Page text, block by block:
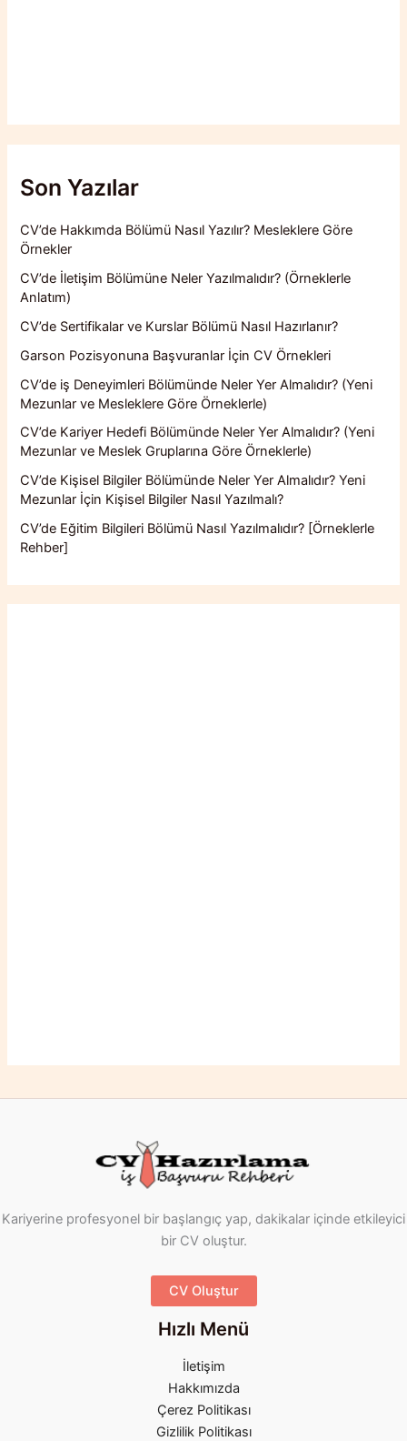
Son Yazılar
CV’de Hakkımda Bölümü Nasıl Yazılır? Mesleklere Göre
Örnekler
CV’de İletişim Bölümüne Neler Yazılmalıdır? (Örneklerle
Anlatım)
CV’de Sertifikalar ve Kurslar Bölümü Nasıl Hazırlanır?
Garson Pozisyonuna Başvuranlar İçin CV Örnekleri
CV’de iş Deneyimleri Bölümünde Neler Yer Almalıdır? (Yeni
Mezunlar ve Mesleklere Göre Örneklerle)
CV’de Kariyer Hedefi Bölümünde Neler Yer Almalıdır? (Yeni
Mezunlar ve Meslek Gruplarına Göre Örneklerle)
CV’de Kişisel Bilgiler Bölümünde Neler Yer Almalıdır? Yeni
Mezunlar İçin Kişisel Bilgiler Nasıl Yazılmalı?
CV’de Eğitim Bilgileri Bölümü Nasıl Yazılmalıdır? [Örneklerle
Rehber]
Kariyerine profesyonel bir başlangıç yap, dakikalar içinde etkileyici
bir CV oluştur.
CV Oluştur
Hızlı Menü
İletişim
Hakkımızda
Çerez Politikası
Gizlilik Politikası